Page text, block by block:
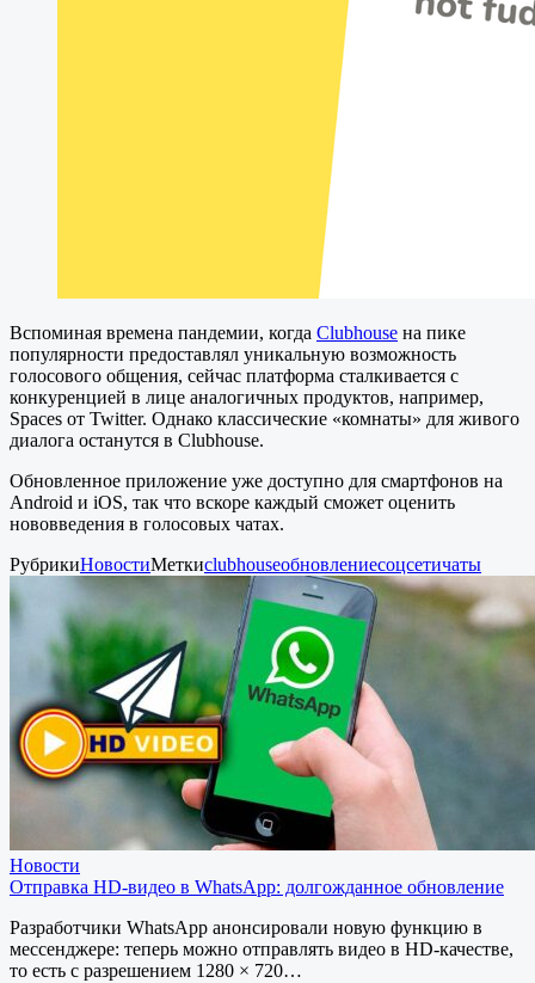
Вспоминая времена пандемии, когда Clubhouse на пике
популярности предоставлял уникальную возможность
голосового общения, сейчас платформа сталкивается с
конкуренцией в лице аналогичных продуктов, например,
Spaces от Twitter. Однако классические «комнаты» для живого
диалога останутся в Clubhouse.
Обновленное приложение уже доступно для смартфонов на
Android и iOS, так что вскоре каждый сможет оценить
нововведения в голосовых чатах.
РубрикиНовостиМеткиclubhouseобновлениесоцсетичаты
Новости
Отправка HD-видео в WhatsApp: долгожданное обновление
Разработчики WhatsApp анонсировали новую функцию в
мессенджере: теперь можно отправлять видео в HD-качестве,
то есть с разрешением 1280 × 720…